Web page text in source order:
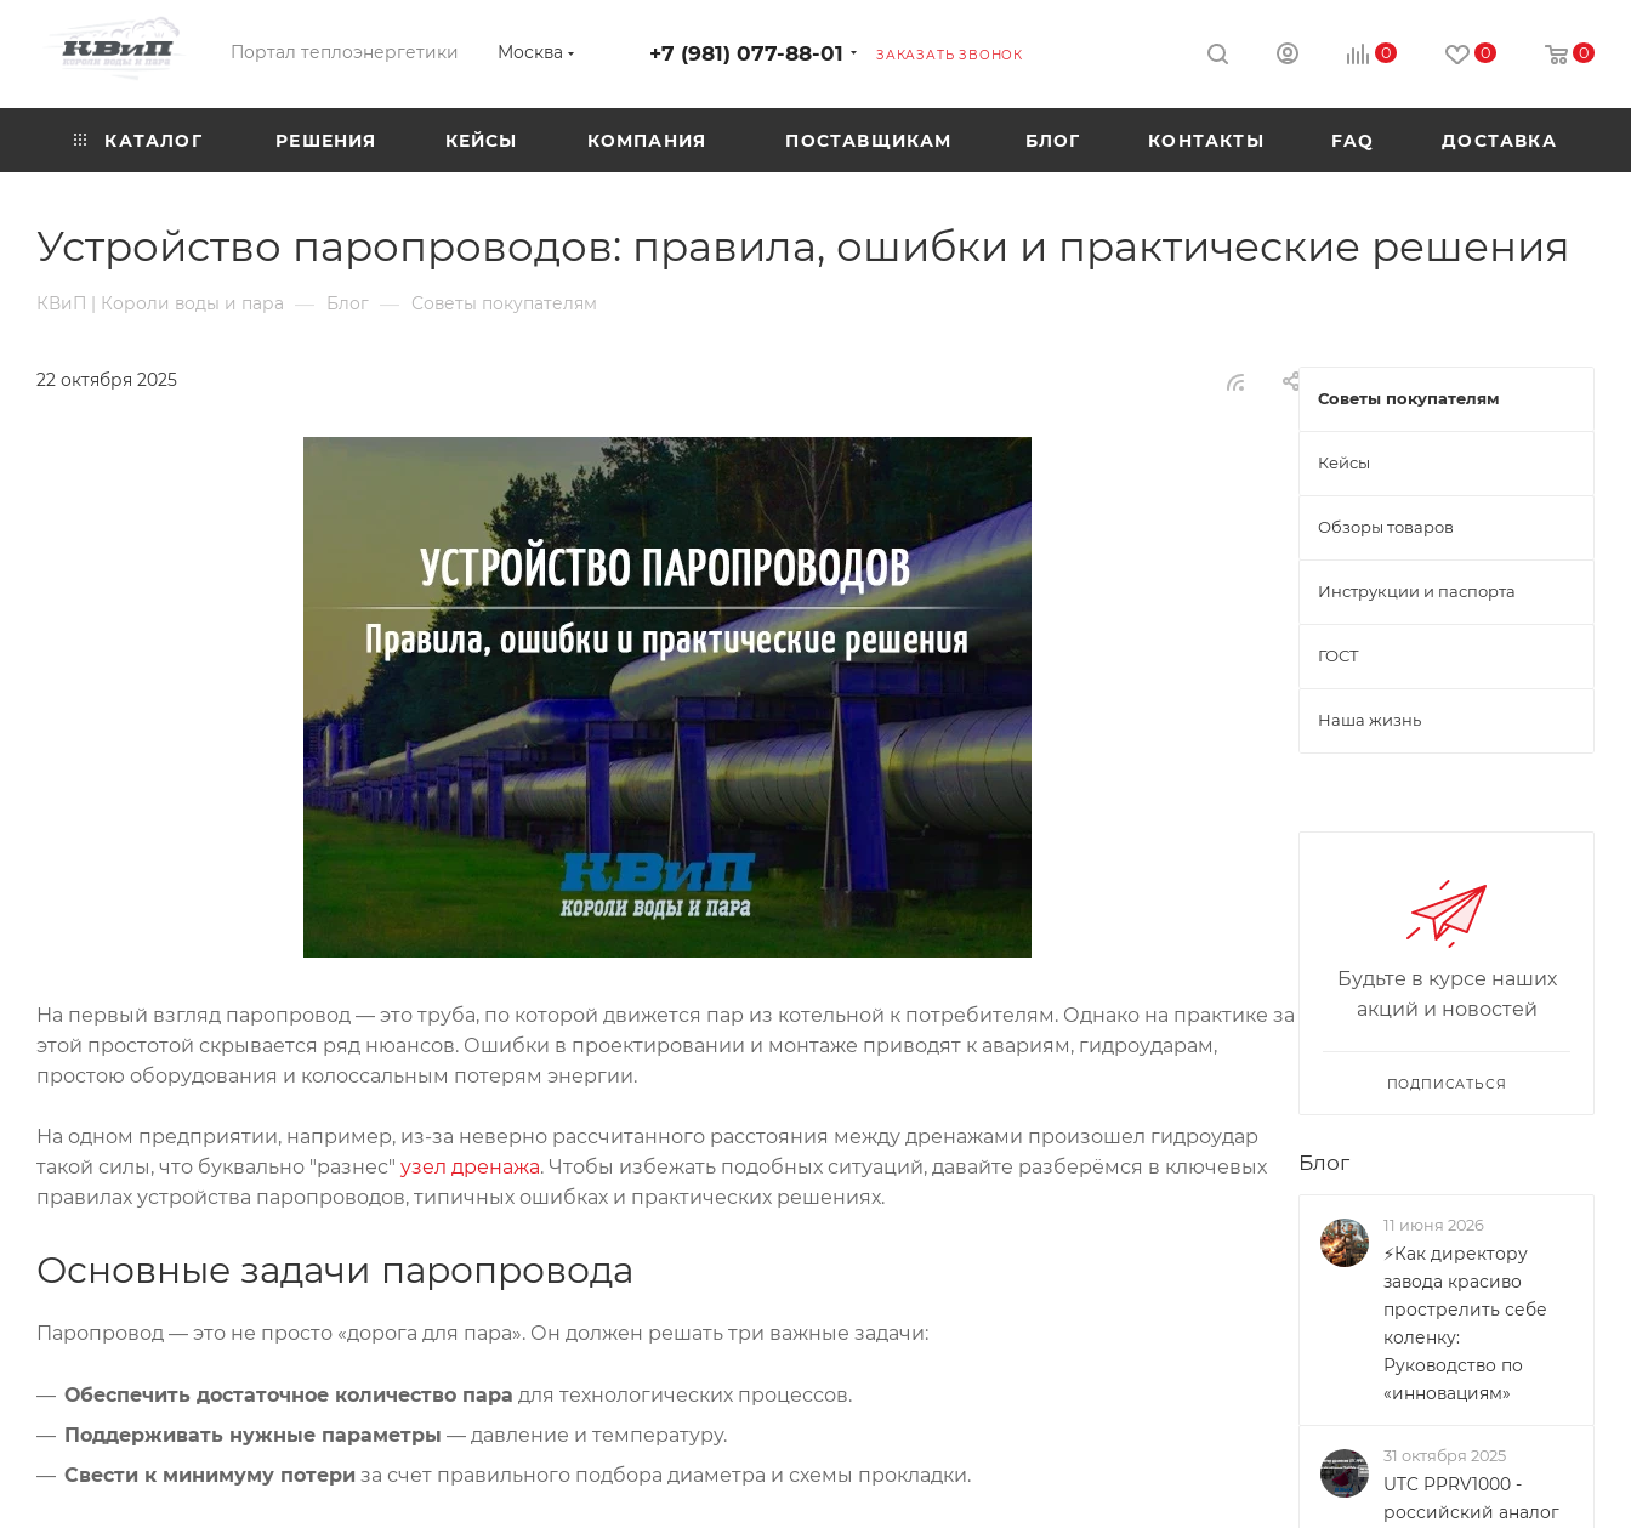
Портал теплоэнергетики Москва +7 (981) 077-88-01 ЗАКАЗАТЬ ЗВОНОК 0 0 0
КАТАЛОГ РЕШЕНИЯ КЕЙСЫ КОМПАНИЯ ПОСТАВЩИКАМ БЛОГ КОНТАКТЫ FAQ ДОСТАВКА
Устройство паропроводов: правила, ошибки и практические решения
КВиП | Короли воды и пара — Блог — Советы покупателям
22 октября 2025
На первый взгляд паропровод — это труба, по которой движется пар из котельной к потребителям. Однако на практике за
этой простотой скрывается ряд нюансов. Ошибки в проектировании и монтаже приводят к авариям, гидроударам,
простою оборудования и колоссальным потерям энергии.
На одном предприятии, например, из-за неверно рассчитанного расстояния между дренажами произошел гидроудар
такой силы, что буквально "разнес" узел дренажа. Чтобы избежать подобных ситуаций, давайте разберёмся в ключевых
правилах устройства паропроводов, типичных ошибках и практических решениях.
Основные задачи паропровода
Паропровод — это не просто «дорога для пара». Он должен решать три важные задачи:
Обеспечить достаточное количество пара для технологических процессов.
Поддерживать нужные параметры — давление и температуру.
Свести к минимуму потери за счет правильного подбора диаметра и схемы прокладки.
Советы покупателям
Кейсы
Обзоры товаров
Инструкции и паспорта
ГОСТ
Наша жизнь
Будьте в курсе наших
акций и новостей
ПОДПИСАТЬСЯ
Блог
11 июня 2026
⚡Как директору
завода красиво
прострелить себе
коленку:
Руководство по
«инновациям»
31 октября 2025
UTC PPRV1000 -
российский аналог